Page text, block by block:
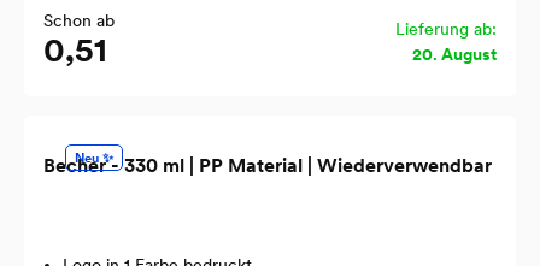
Schon ab
0,51
Lieferung ab:
20. August
Neu ✨
Becher - 330 ml | PP Material | Wiederverwendbar